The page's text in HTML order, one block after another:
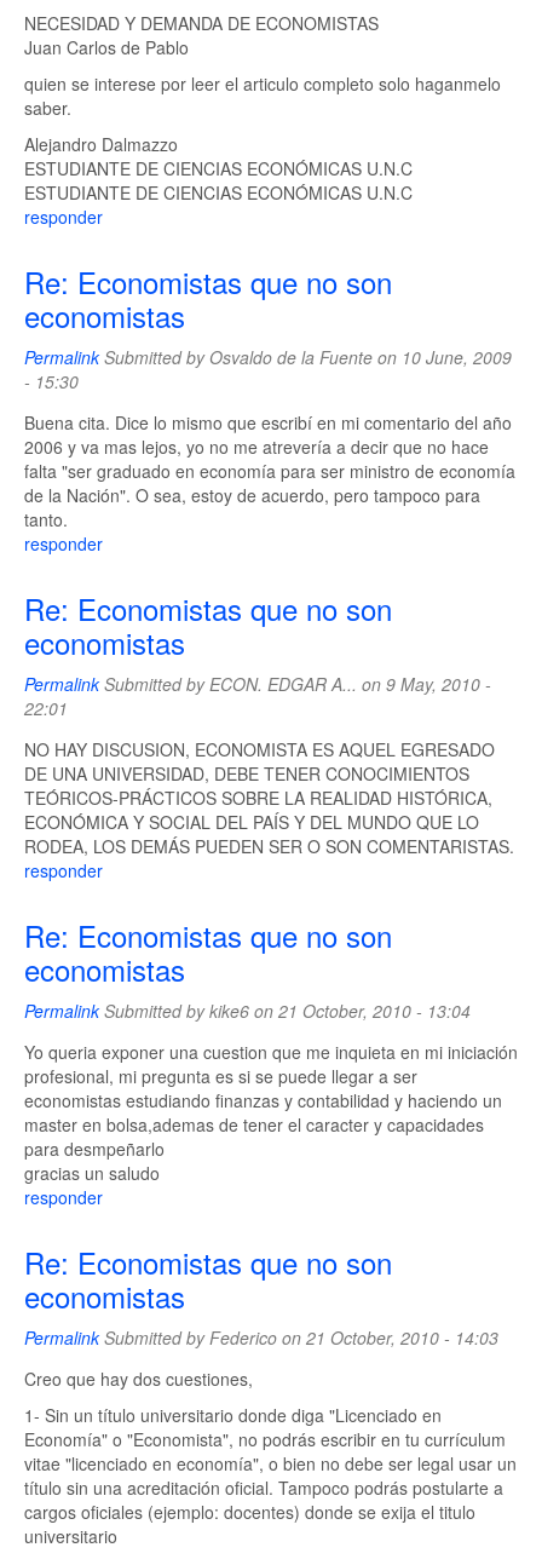
NECESIDAD Y DEMANDA DE ECONOMISTAS
Juan Carlos de Pablo
quien se interese por leer el articulo completo solo haganmelo
saber.
Alejandro Dalmazzo
ESTUDIANTE DE CIENCIAS ECONÓMICAS U.N.C
ESTUDIANTE DE CIENCIAS ECONÓMICAS U.N.C
responder
Re: Economistas que no son
economistas
PermalinkSubmitted by Osvaldo de la Fuente on 10 June, 2009
- 15:30
Buena cita. Dice lo mismo que escribí en mi comentario del año
2006 y va mas lejos, yo no me atrevería a decir que no hace
falta "ser graduado en economía para ser ministro de economía
de la Nación". O sea, estoy de acuerdo, pero tampoco para
tanto.
responder
Re: Economistas que no son
economistas
PermalinkSubmitted byECON. EDGAR A... on 9 May, 2010 -
22:01
NO HAY DISCUSION, ECONOMISTA ES AQUEL EGRESADO
DE UNA UNIVERSIDAD, DEBE TENER CONOCIMIENTOS
TEÓRICOS-PRÁCTICOS SOBRE LA REALIDAD HISTÓRICA,
ECONÓMICA Y SOCIAL DEL PAÍS Y DEL MUNDO QUE LO
RODEA, LOS DEMÁS PUEDEN SER O SON COMENTARISTAS.
responder
Re: Economistas que no son
economistas
PermalinkSubmitted bykike6 on 21 October, 2010 - 13:04
Yo queria exponer una cuestion que me inquieta en mi iniciación
profesional, mi pregunta es si se puede llegar a ser
economistas estudiando finanzas y contabilidad y haciendo un
master en bolsa,ademas de tener el caracter y capacidades
para desmpeñarlo
gracias un saludo
responder
Re: Economistas que no son
economistas
PermalinkSubmitted byFederico on 21 October, 2010 - 14:03
Creo que hay dos cuestiones,
1- Sin un título universitario donde diga "Licenciado en
Economía" o "Economista", no podrás escribir en tu currículum
vitae "licenciado en economía", o bien no debe ser legal usar un
título sin una acreditación oficial. Tampoco podrás postularte a
cargos oficiales (ejemplo: docentes) donde se exija el titulo
universitario